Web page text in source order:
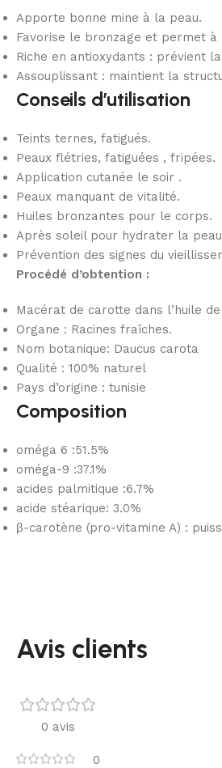
Apporte bonne mine à la peau.
Favorise le bronzage et permet
Riche en antioxydants : prévient
Assouplissant : maintient la
Conseils d’utilisation
Teints ternes, fatigués.
Peaux flétries, fatiguées , fripées.
Application cutanée le soir .
Peaux manquant de vitalité.
Huiles bronzantes pour le corps.
Après soleil pour hydrater la
Prévention des signes du
Procédé d’obtention :
Macérat de carotte dans l’huile
Organe : Racines fraîches.
Nom botanique: Daucus carota
Qualité : 100% naturel
Pays d’origine : tunisie
Composition
oméga 6 :51.5%
oméga-9 :37.1%
acides palmitique :6.7%
acide stéarique: 3.0%
β-carotène (pro-vitamine A) :
Avis clients
0 avis
0